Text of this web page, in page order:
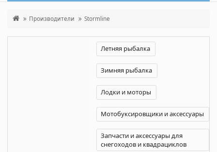
Производители Stormline
Летняя рыбалка
Зимняя рыбалка
Лодки и моторы
Мотобуксировщики и аксессуары
Запчасти и аксессуары для
снегоходов и квадрациклов